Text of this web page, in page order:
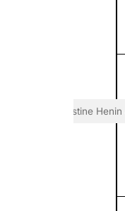
Justine